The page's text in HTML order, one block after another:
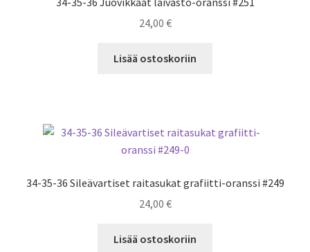
24,00 €
Lisää ostoskoriin
34-35-36 Sileävartiset raitasukat grafiitti-oranssi #249
24,00 €
Lisää ostoskoriin